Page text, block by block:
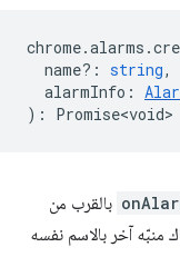
chrome.alarms .
name? : string,
alarmInfo :
) : Promise<void>
بالقرب من
منبّه آخر بالاسم نفسه